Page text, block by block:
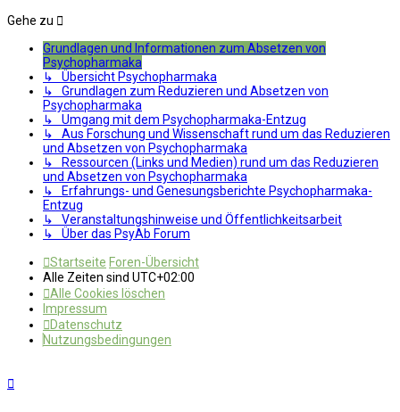
Gehe zu
Grundlagen und Informationen zum Absetzen von
Psychopharmaka
↳ Übersicht Psychopharmaka
↳ Grundlagen zum Reduzieren und Absetzen von
Psychopharmaka
↳ Umgang mit dem Psychopharmaka-Entzug
↳ Aus Forschung und Wissenschaft rund um das Reduzieren
und Absetzen von Psychopharmaka
↳ Ressourcen (Links und Medien) rund um das Reduzieren
und Absetzen von Psychopharmaka
↳ Erfahrungs- und Genesungsberichte Psychopharmaka-
Entzug
↳ Veranstaltungshinweise und Öffentlichkeitsarbeit
↳ Über das PsyAb Forum
Startseite Foren-Übersicht
Alle Zeiten sind UTC+02:00
Alle Cookies löschen
Impressum
Datenschutz
Nutzungsbedingungen